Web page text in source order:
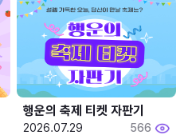
행운의 축제 티켓 자판기
2026.07.29 566